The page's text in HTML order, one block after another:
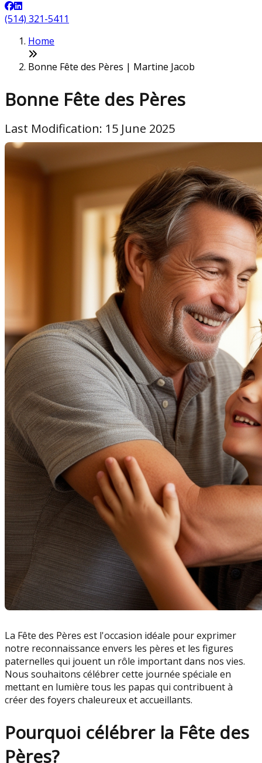
(514) 321-5411
Home
Bonne Fête des Pères | Martine Jacob
Bonne Fête des Pères
Last Modification: 15 June 2025
La Fête des Pères est l'occasion idéale pour exprimer
notre reconnaissance envers les pères et les figures
paternelles qui jouent un rôle important dans nos vies.
Nous souhaitons célébrer cette journée spéciale en
mettant en lumière tous les papas qui contribuent à
créer des foyers chaleureux et accueillants.
Pourquoi célébrer la Fête des
Pères?